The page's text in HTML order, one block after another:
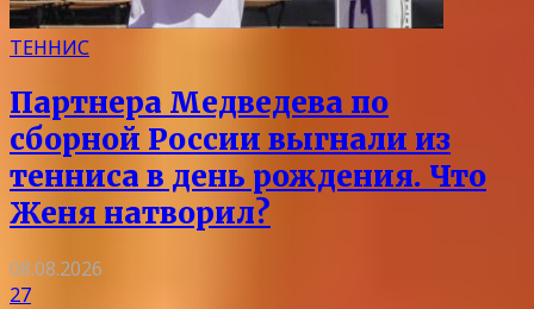
ТЕННИС
Партнера Медведева по
сборной России выгнали из
тенниса в день рождения. Что
Женя натворил?
08.08.2026
27